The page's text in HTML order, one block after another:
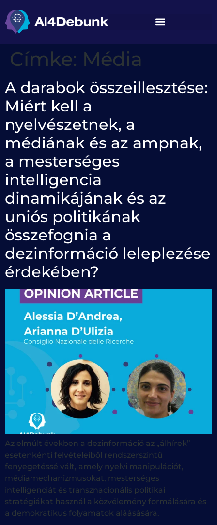
Címke: Média
A darabok összeillesztése:
Miért kell a
nyelvészetnek, a
médiának és az ampnak,
a mesterséges
intelligencia
dinamikájának és az
uniós politikának
összefognia a
dezinformáció leleplezése
érdekében?
Az elmúlt években a dezinformáció az „álhírek”
esetenkénti felvételeiből rendszerszintű
fenyegetéssé vált, amely nyelvi manipulációt,
médiamechanizmusokat, mesterséges
intelligenciát és transznacionális politikai
stratégiákat használ a közvélemény formálására és
a demokratikus folyamatok aláásására.